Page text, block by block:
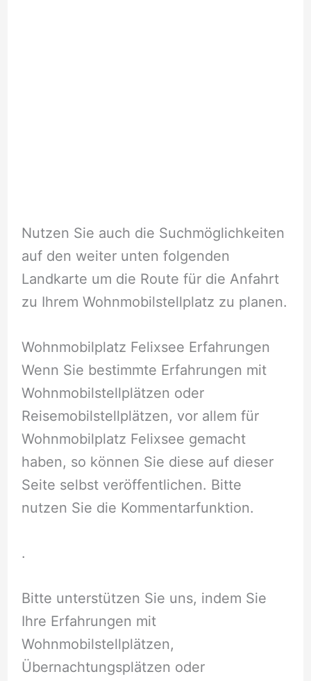
Nutzen Sie auch die Suchmöglichkeiten
auf den weiter unten folgenden
Landkarte um die Route für die Anfahrt
zu Ihrem Wohnmobilstellplatz zu planen.
Wohnmobilplatz Felixsee Erfahrungen
Wenn Sie bestimmte Erfahrungen mit
Wohnmobilstellplätzen oder
Reisemobilstellplätzen, vor allem für
Wohnmobilplatz Felixsee gemacht
haben, so können Sie diese auf dieser
Seite selbst veröffentlichen. Bitte
nutzen Sie die Kommentarfunktion.
.
Bitte unterstützen Sie uns, indem Sie
Ihre Erfahrungen mit
Wohnmobilstellplätzen,
Übernachtungsplätzen oder